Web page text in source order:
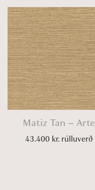
Matiz Tan – Arte
43.400 kr.rúlluverð